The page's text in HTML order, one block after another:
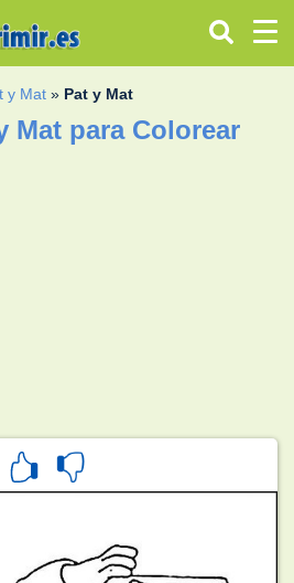
y Mat » Pat y Mat
Mat para Colorear